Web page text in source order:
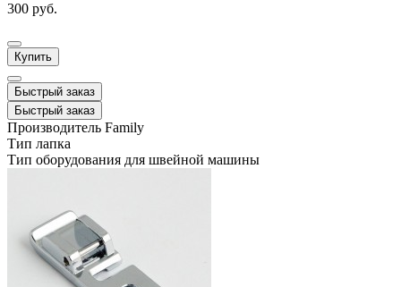
300 руб.
Купить
Быстрый заказ
Быстрый заказ
Производитель Family
Тип лапка
Тип оборудования для швейной машины